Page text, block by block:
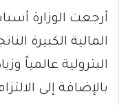
أرجعت الوزارة
المالية الكبيرة
البترولية عالمياً
بالإضافة إلى